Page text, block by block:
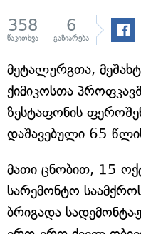
358
წაკითხვა
6
გაზიარება
მეტალურგთა,
ქიმიკოსთა
ზესტაფონის
დაშავებული 65
მათი ცნობით, 15
სარემონტო
ბრიგადა